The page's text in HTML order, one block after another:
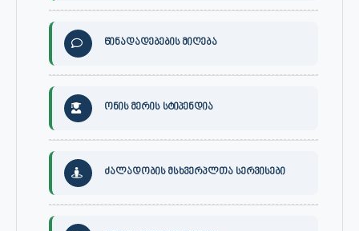
წინადადებების მიღება
ონის მერის სტიპენდია
ძალადობის მსხვერპლთა სერვისები